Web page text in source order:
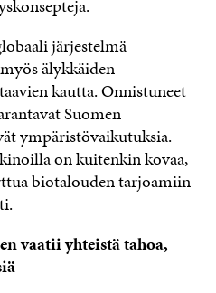
järjestelmä
älykkäiden
kautta. Onnistuneet
Suomen
ympäristövaikutuksia.
on kuitenkin kovaa,
biotalouden tarjoamiin
vaatii yhteistä tahoa,